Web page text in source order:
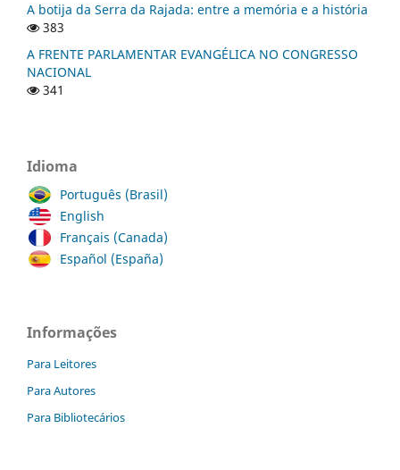
A botija da Serra da Rajada: entre a memória e a história
383
A FRENTE PARLAMENTAR EVANGÉLICA NO CONGRESSO
NACIONAL
341
Idioma
Português (Brasil)
English
Français (Canada)
Español (España)
Informações
Para Leitores
Para Autores
Para Bibliotecários